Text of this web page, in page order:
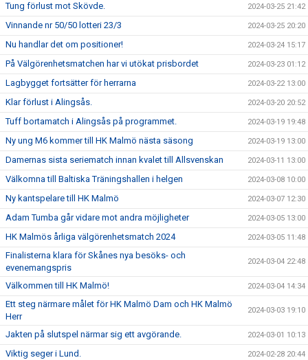
Tung förlust mot Skövde. 2024-03-25 21:42
Vinnande nr 50/50 lotteri 23/3 2024-03-25 20:20
Nu handlar det om positioner! 2024-03-24 15:17
På Välgörenhetsmatchen har vi utökat prisbordet 2024-03-23 01:12
Lagbygget fortsätter för herrarna 2024-03-22 13:00
Klar förlust i Alingsås. 2024-03-20 20:52
Tuff bortamatch i Alingsås på programmet. 2024-03-19 19:48
Ny ung M6 kommer till HK Malmö nästa säsong 2024-03-19 13:00
Damernas sista seriematch innan kvalet till Allsvenskan 2024-03-11 13:00
Välkomna till Baltiska Träningshallen i helgen 2024-03-08 10:00
Ny kantspelare till HK Malmö 2024-03-07 12:30
Adam Tumba går vidare mot andra möjligheter 2024-03-05 13:00
HK Malmös årliga välgörenhetsmatch 2024 2024-03-05 11:48
Finalisterna klara för Skånes nya besöks- och
evenemangspris
2024-03-04 22:48
Välkommen till HK Malmö! 2024-03-04 14:34
Ett steg närmare målet för HK Malmö Dam och HK Malmö
Herr
2024-03-03 19:10
Jakten på slutspel närmar sig ett avgörande. 2024-03-01 10:13
Viktig seger i Lund. 2024-02-28 20:44